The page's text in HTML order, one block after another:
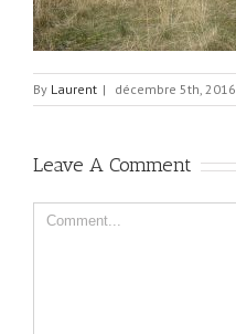
By Laurent | décembre 5th, 2016
Leave A Comment
Comment